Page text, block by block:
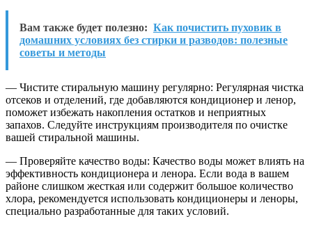
Вам также будет полезно: Как почистить пуховик в
домашних условиях без стирки и разводов: полезные
советы и методы
— Чистите стиральную машину регулярно: Регулярная чистка
отсеков и отделений, где добавляются кондиционер и ленор,
поможет избежать накопления остатков и неприятных
запахов. Следуйте инструкциям производителя по очистке
вашей стиральной машины.
— Проверяйте качество воды: Качество воды может влиять на
эффективность кондиционера и ленора. Если вода в вашем
районе слишком жесткая или содержит большое количество
хлора, рекомендуется использовать кондиционеры и леноры,
специально разработанные для таких условий.